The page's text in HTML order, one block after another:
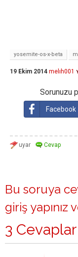
yosemite-os-x-beta
19 Ekim 2014 melıh001
Sorunuzu
Facebook
Bu soruya
giriş yapınız
3 Cevaplar